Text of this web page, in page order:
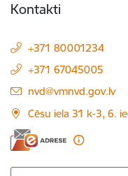
Kontakti
+371 80001234
+371 67045005
E-pasts:
nvd@vmnvd.gov.lv
Cēsu iela 31 k-3, 6.